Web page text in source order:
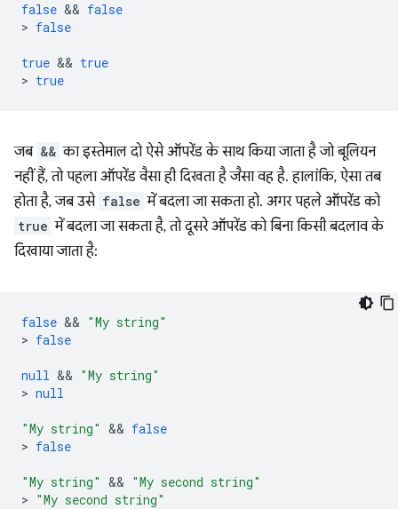
false && false
> false
true && true
> true
जब && का इस्तेमाल दो ऐसे ऑपरेंड के साथ किया जाता है जो बूलियन
नहीं हैं, तो पहला ऑपरेंड वैसा ही दिखता है जैसा वह है. हालांकि, ऐसा तब
होता है, जब उसे false में बदला जा सकता हो. अगर पहले ऑपरेंड को
true में बदला जा सकता है, तो दूसरे ऑपरेंड को बिना किसी बदलाव के
दिखाया जाता है:
false && "My string"
> false
null && "My string"
> null
"My string" && false
> false
"My string" && "My second string"
> "My second string"